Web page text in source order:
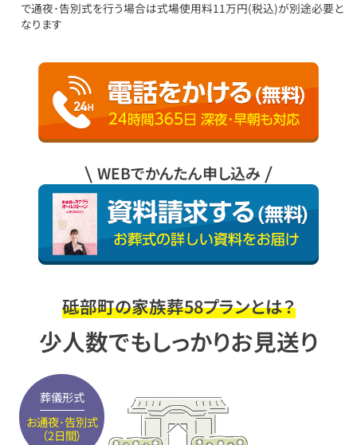
で通夜･告別式を行う場合は式場使用料11万円(税込)が別途必要と
なります
WEBでかんたん申し込み
砥部町の家族葬58プランとは？
少人数でもしっかりお見送り
葬儀形式
お通夜･告別式
（2日間）